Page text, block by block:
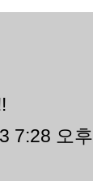
7:28 오후